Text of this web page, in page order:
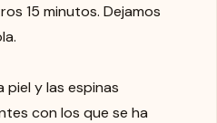
15 minutos. Dejamos
piel y las espinas
con los que se ha